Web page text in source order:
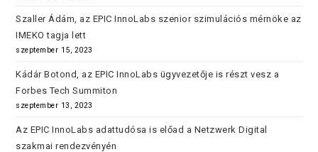
Szaller Ádám, az EPIC InnoLabs szenior szimulációs mérnöke az
IMEKO tagja lett
szeptember 15, 2023
Kádár Botond, az EPIC InnoLabs ügyvezetője is részt vesz a
Forbes Tech Summiton
szeptember 13, 2023
Az EPIC InnoLabs adattudósa is előad a Netzwerk Digital
szakmai rendezvényén